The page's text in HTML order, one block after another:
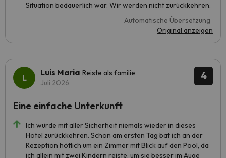
Situation bedauerlich war. Wir werden nicht zurückkehren.
Automatische Übersetzung
Original anzeigen
4
Luis Maria Reiste als familie
Juli 2026
Ich würde mit aller Sicherheit niemals wieder in dieses
Hotel zurückkehren. Schon am ersten Tag bat ich an der
Rezeption höflich um ein Zimmer mit Blick auf den Pool, da
ich allein mit zwei Kindern reiste, um sie besser im Auge
Eine einfache Unterkunft